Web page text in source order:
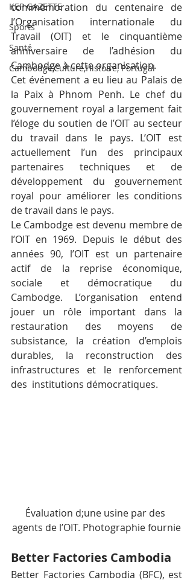
KEP GAZETTE
Sports
Santé
Cambodge,Culture,Histoire, Portugal
commémoration du centenaire de
l’Organisation internationale du
Travail (OIT) et le cinquantième
anniversaire de l’adhésion du
Cambodge à cette organisation.
Cet événement a eu lieu au Palais de
la Paix à Phnom Penh. Le chef du
gouvernement royal a largement fait
l’éloge du soutien de l’OIT au secteur
du travail dans le pays. L’OIT est
actuellement l’un des principaux
partenaires techniques et de
développement du gouvernement
royal pour améliorer les conditions
de travail dans le pays.
Le Cambodge est devenu membre de
l’OIT en 1969. Depuis le début des
années 90, l’OIT est un partenaire
actif de la reprise économique,
sociale et démocratique du
Cambodge. L’organisation entend
jouer un rôle important dans la
restauration des moyens de
subsistance, la création d’emplois
durables, la reconstruction des
infrastructures et le renforcement
des  institutions démocratiques.
Évaluation d;une usine par des
agents de l’OIT. Photographie fournie
Better Factories Cambodia
Better Factories Cambodia (BFC), est